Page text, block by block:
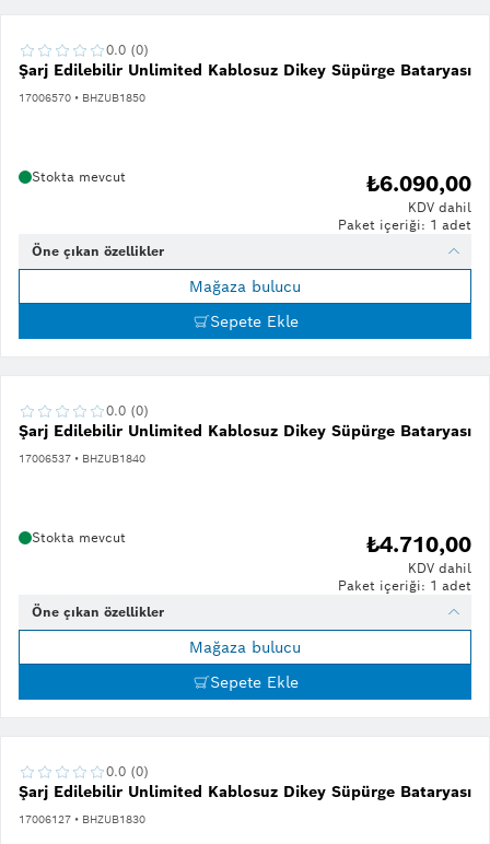
Şarj Edilebilir Unlimited Kablosuz Dikey Süpürge Bataryası
17006570 • BHZUB1850
0.0 (0)
Stokta mevcut ₺6.090,00
KDV dahil
Paket içeriği: 1 adet
Öne çıkan özellikler
Mağaza bulucu
Sepete Ekle
Şarj Edilebilir Unlimited Kablosuz Dikey Süpürge Bataryası
17006537 • BHZUB1840
0.0 (0)
Stokta mevcut ₺4.710,00
KDV dahil
Paket içeriği: 1 adet
Öne çıkan özellikler
Mağaza bulucu
Sepete Ekle
Şarj Edilebilir Unlimited Kablosuz Dikey Süpürge Bataryası
17006127 • BHZUB1830
0.0 (0)